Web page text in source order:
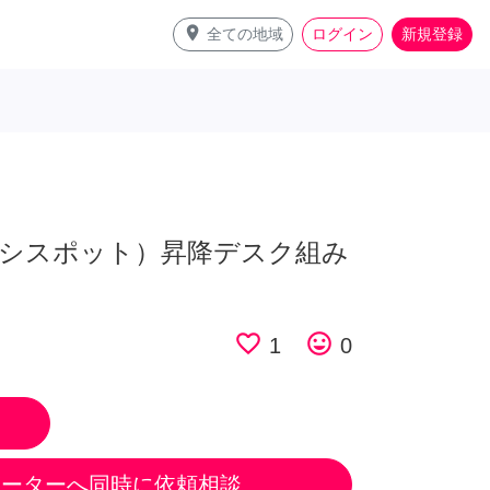
place 全ての地域 ログイン 新規登録
スポット）昇降デスク組み
favorite_border 1 tag_faces 0
ターへ同時に依頼相談